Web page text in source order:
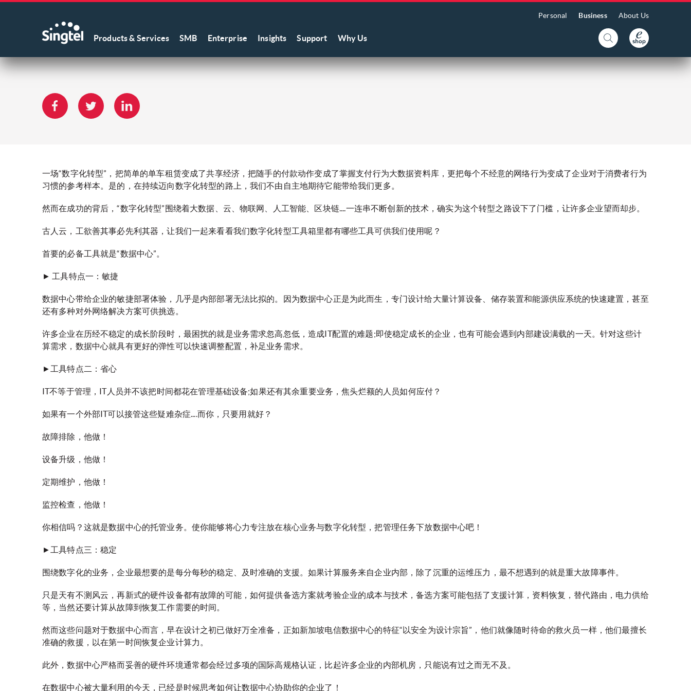
Personal Business About Us
Products & Services SMB Enterprise Insights Support Why Us
一场“数字化转型”，把简单的单车租赁变成了共享经济，把随手的付款动作变成了掌握支付行为大数据资料库，更把每个不经意的网络行为变成了企业对于消费者行为
习惯的参考样本。是的，在持续迈向数字化转型的路上，我们不由自主地期待它能带给我们更多。
然而在成功的背后，“数字化转型”围绕着大数据、云、物联网、人工智能、区块链....一连串不断创新的技术，确实为这个转型之路设下了门槛，让许多企业望而却步。
古人云，工欲善其事必先利其器，让我们一起来看看我们数字化转型工具箱里都有哪些工具可供我们使用呢？
首要的必备工具就是“数据中心”。
► 工具特点一：敏捷
数据中心带给企业的敏捷部署体验，几乎是内部部署无法比拟的。因为数据中心正是为此而生，专门设计给大量计算设备、储存装置和能源供应系统的快速建置，甚至
还有多种对外网络解决方案可供挑选。
许多企业在历经不稳定的成长阶段时，最困扰的就是业务需求忽高忽低，造成IT配置的难题;即使稳定成长的企业，也有可能会遇到内部建设满载的一天。针对这些计
算需求，数据中心就具有更好的弹性可以快速调整配置，补足业务需求。
►工具特点二：省心
IT不等于管理，IT人员并不该把时间都花在管理基础设备;如果还有其余重要业务，焦头烂额的人员如何应付？
如果有一个外部IT可以接管这些疑难杂症....而你，只要用就好？
故障排除，他做！
设备升级，他做！
定期维护，他做！
监控检查，他做！
你相信吗？这就是数据中心的托管业务。使你能够将心力专注放在核心业务与数字化转型，把管理任务下放数据中心吧！
►工具特点三：稳定
围绕数字化的业务，企业最想要的是每分每秒的稳定、及时准确的支援。如果计算服务来自企业内部，除了沉重的运维压力，最不想遇到的就是重大故障事件。
只是天有不测风云，再新式的硬件设备都有故障的可能，如何提供备选方案就考验企业的成本与技术，备选方案可能包括了支援计算，资料恢复，替代路由，电力供给
等，当然还要计算从故障到恢复工作需要的时间。
然而这些问题对于数据中心而言，早在设计之初已做好万全准备，正如新加坡电信数据中心的特征“以安全为设计宗旨”，他们就像随时待命的救火员一样，他们最擅长
准确的救援，以在第一时间恢复企业计算力。
此外，数据中心严格而妥善的硬件环境通常都会经过多项的国际高规格认证，比起许多企业的内部机房，只能说有过之而无不及。
在数据中心被大量利用的今天，已经是时候思考如何让数据中心协助你的企业了！